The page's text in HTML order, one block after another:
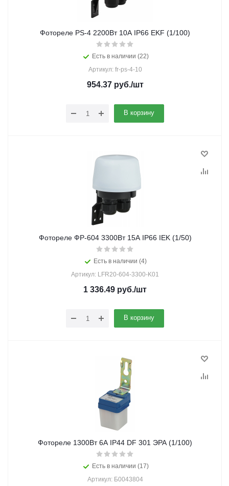
Фотореле PS-4 2200Вт 10А IP66 EKF (1/100)
Есть в наличии (22)
Артикул: fr-ps-4-10
954.37руб./шт
В корзину
Фотореле ФР-604 3300Вт 15А IP66 IEK (1/50)
Есть в наличии (4)
Артикул: LFR20-604-3300-K01
1 336.49 руб./шт
В корзину
Фотореле 1300Вт 6А IP44 DF 301 ЭРА (1/100)
Есть в наличии (17)
Артикул: Б0043804